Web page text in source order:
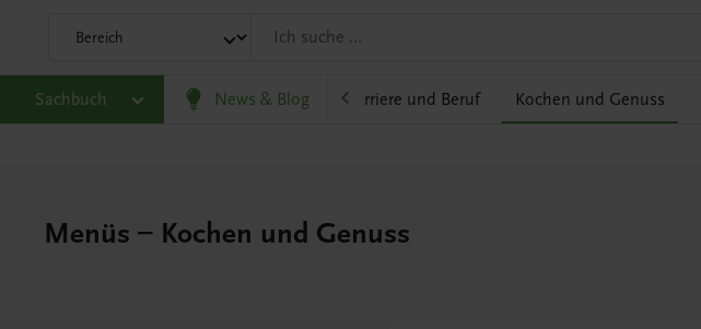
Sachbuch News & Blog
Gesellschaft, Politik und Wirtschaft Karriere und Beruf Kochen und Genuss
Menüs – Kochen und Genuss